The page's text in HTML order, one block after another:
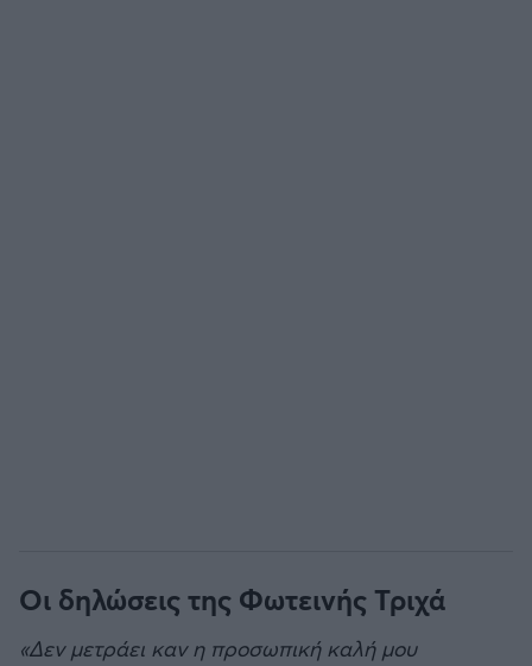
Οι δηλώσεις της Φωτεινής Τριχά
«Δεν μετράει καν η προσωπική καλή μου